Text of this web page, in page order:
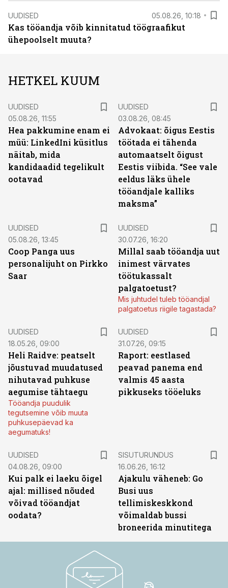
UUDISED 05.08.26, 10:18
Kas tööandja võib kinnitatud töögraafikut
ühepoolselt muuta?
HETKEL KUUM
UUDISED
05.08.26, 11:55
Hea pakkumine enam ei
müü: LinkedIni küsitlus
näitab, mida
kandidaadid tegelikult
ootavad
UUDISED
03.08.26, 08:45
Advokaat: õigus Eestis
töötada ei tähenda
automaatselt õigust
Eestis viibida. “See vale
eeldus läks ühele
tööandjale kalliks
maksma”
UUDISED
05.08.26, 13:45
Coop Panga uus
personalijuht on Pirkko
Saar
UUDISED
30.07.26, 16:20
Millal saab tööandja uut
inimest värvates
töötukassalt
palgatoetust?
Mis juhtudel tuleb tööandjal
palgatoetus riigile tagastada?
UUDISED
18.05.26, 09:00
Heli Raidve: peatselt
jõustuvad muudatused
nihutavad puhkuse
aegumise tähtaegu
Tööandja puudulik
tegutsemine võib muuta
puhkusepäevad ka
aegumatuks!
UUDISED
31.07.26, 09:15
Raport: eestlased
peavad panema end
valmis 45 aasta
pikkuseks tööeluks
UUDISED
04.08.26, 09:00
Kui palk ei laeku õigel
ajal: millised nõuded
võivad tööandjat
oodata?
SISUTURUNDUS
16.06.26, 16:12
Ajakulu väheneb: Go
Busi uus
tellimiskeskkond
võimaldab bussi
broneerida minutitega